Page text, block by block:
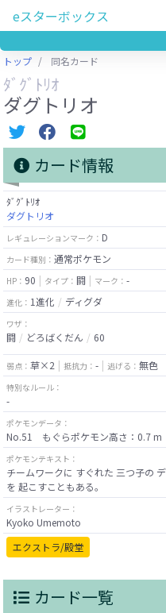
eスターボックス
トップ 同名カード
ﾀﾞｸﾞﾄﾘｵ
ダグトリオ
カード情報
ﾀﾞｸﾞﾄﾘｵ
ダグトリオ
レギュレーションマーク： D
カード種別： 通常ポケモン
HP： 90 タイプ： 闘 マーク： -
進化： 1進化 ディグダ
ワザ：
闘 どろばくだん 60
弱点： 草×2 抵抗力： - 逃げる： 無色
特別なルール：
-
ポケモンデータ：
No.51 もぐらポケモン高さ：0.7
ポケモンテキスト：
チームワークに すぐれた 三つ子の
を 起こすこともある。
イラストレーター：
Kyoko Umemoto
エクストラ/殿堂
カード一覧